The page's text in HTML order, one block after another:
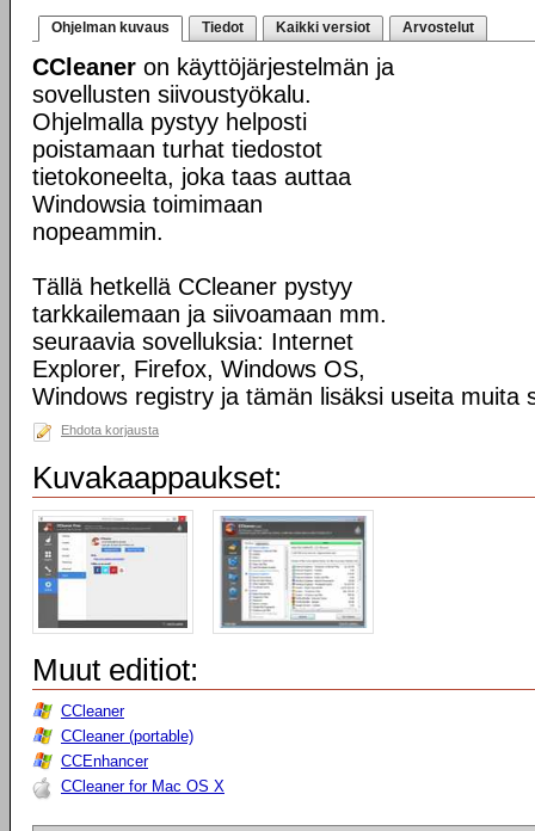
Ohjelman kuvaus Tiedot Kaikki versiot Arvostelut
CCleaner on käyttöjärjestelmän ja
sovellusten siivoustyökalu.
Ohjelmalla pystyy helposti
poistamaan turhat tiedostot
tietokoneelta, joka taas auttaa
Windowsia toimimaan
nopeammin.
Tällä hetkellä CCleaner pystyy
tarkkailemaan ja siivoamaan mm.
seuraavia sovelluksia: Internet
Explorer, Firefox, Windows OS,
Windows registry ja tämän lisäksi useita muita
Ehdota korjausta
Kuvakaappaukset:
Muut editiot:
CCleaner
CCleaner (portable)
CCEnhancer
CCleaner for Mac OS X